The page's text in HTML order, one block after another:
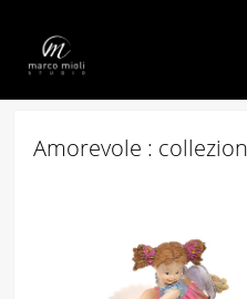
Amorevole :